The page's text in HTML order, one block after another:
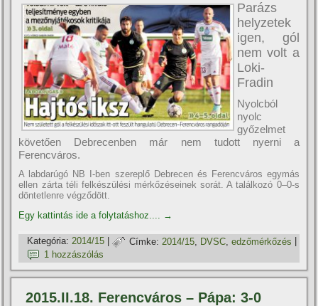
Parázs
helyzetek
igen, gól
nem volt a
Loki-
Fradin
Nyolcból
nyolc
győzelmet
követően Debrecenben már nem tudott nyerni a
Ferencváros.
A labdarúgó NB I-ben szereplő Debrecen és Ferencváros egymás
ellen zárta téli felkészülési mérkőzéseinek sorát. A találkozó 0–0-s
döntetlenre végződött.
Egy kattintás ide a folytatáshoz.... →
Kategória: 2014/15 | Címke: 2014/15 DVSC ,edzőmérkőzés
1 hozzászólás
2015.II.18. Ferencváros – Pápa: 3-0